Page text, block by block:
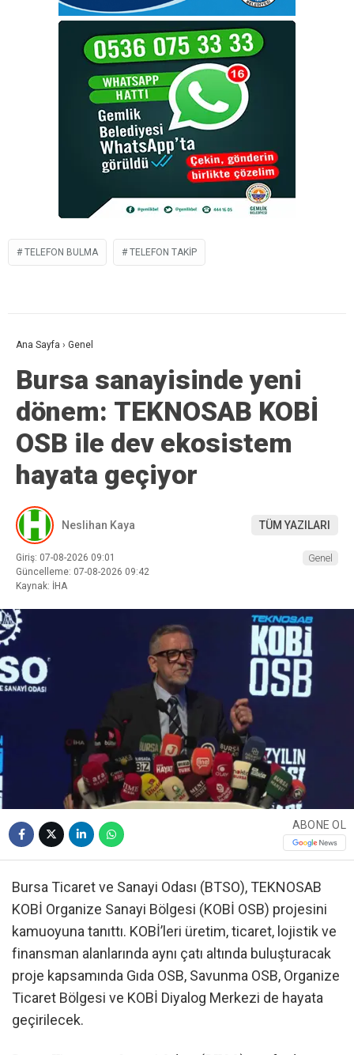
TELEFON BULMA TELEFON TAKIP
Ana Sayfa › Genel
Bursa sanayisinde yeni
dönem: TEKNOSAB KOBİ
OSB ile dev ekosistem
hayata geçiyor
Neslihan Kaya TÜM YAZILARI
Giriş: 07-08-2026 09:01
Güncelleme: 07-08-2026 09:42
Kaynak: İHA
Genel
ABONE OL
Bursa Ticaret ve Sanayi Odası (BTSO), TEKNOSAB
KOBİ Organize Sanayi Bölgesi (KOBİ OSB) projesini
kamuoyuna tanıttı. KOBİ’leri üretim, ticaret, lojistik ve
finansman alanlarında aynı çatı altında buluşturacak
proje kapsamında Gıda OSB, Savunma OSB, Organize
Ticaret Bölgesi ve KOBİ Diyalog Merkezi de hayata
geçirilecek.